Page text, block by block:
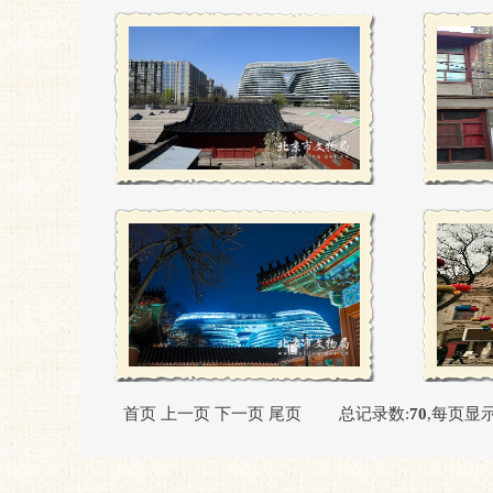
首页 上一页 下一页 尾页 总记录数:70,每页显